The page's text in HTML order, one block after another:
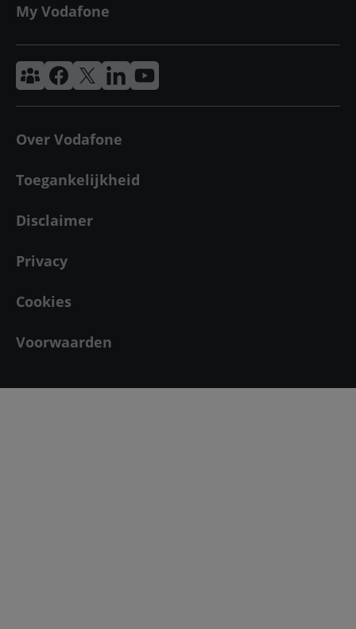
My Vodafone
Vodafone & Ziggo Community
Vodafone Facebook
Vodafone X
VodafoneZiggo LinkedIn
Vodafone YouTube
Over Vodafone
Toegankelijkheid
Disclaimer
Privacy
Cookies
Voorwaarden